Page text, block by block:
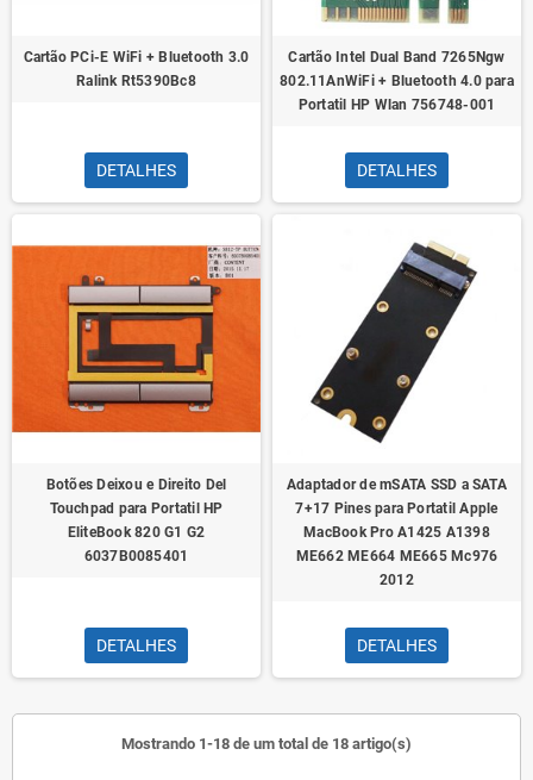
Cartão PCi-E WiFi + Bluetooth 3.0
Ralink Rt5390Bc8
DETALHES
Cartão Intel Dual Band 7265Ngw
802.11AnWiFi + Bluetooth 4.0 para
Portatil HP Wlan 756748-001
DETALHES
Botões Deixou e Direito Del
Touchpad para Portatil HP
EliteBook 820 G1 G2
6037B0085401
DETALHES
Adaptador de mSATA SSD a SATA
7+17 Pines para Portatil Apple
MacBook Pro A1425 A1398
ME662 ME664 ME665 Mc976
2012
DETALHES
Mostrando 1-18 de um total de 18 artigo(s)